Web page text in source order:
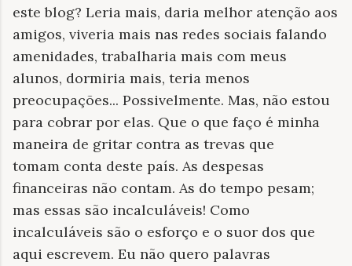
este blog? Leria mais, daria melhor atenção aos
amigos, viveria mais nas redes sociais falando
amenidades, trabalharia mais com meus
alunos, dormiria mais, teria menos
preocupações... Possivelmente. Mas, não estou
para cobrar por elas. Que o que faço é minha
maneira de gritar contra as trevas que
tomam conta deste país. As despesas
financeiras não contam. As do tempo pesam;
mas essas são incalculáveis! Como
incalculáveis são o esforço e o suor dos que
aqui escrevem. Eu não quero palavras